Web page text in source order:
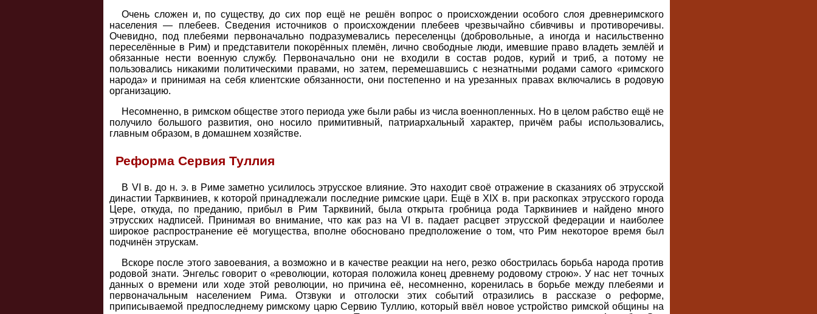
Очень сложен и, по существу, до сих пор ещё не решён вопрос о происхождении особого слоя древнеримского
населения — плебеев. Сведения источников о происхождении плебеев чрезвычайно сбивчивы и противоречивы.
Очевидно, под плебеями первоначально подразумевались переселенцы (добровольные, а иногда и насильственно
переселённые в Рим) и представители покорённых племён, лично свободные люди, имевшие право владеть землёй и
обязанные нести военную службу. Первоначально они не входили в состав родов, курий и триб, а потому не
пользовались никакими политическими правами, но затем, перемешавшись с незнатными родами самого «римского
народа» и принимая на себя клиентские обязанности, они постепенно и на урезанных правах включались в родовую
организацию.
Несомненно, в римском обществе этого периода уже были рабы из числа военнопленных. Но в целом рабство ещё не
получило большого развития, оно носило примитивный, патриархальный характер, причём рабы использовались,
главным образом, в домашнем хозяйстве.
Реформа Сервия Туллия
В VI в. до н. э. в Риме заметно усилилось этрусское влияние. Это находит своё отражение в сказаниях об этрусской
династии Тарквиниев, к которой принадлежали последние римские цари. Ещё в XIX в. при раскопках этрусского города
Цере, откуда, по преданию, прибыл в Рим Тарквиний, была открыта гробница рода Тарквиниев и найдено много
этрусских надписей. Принимая во внимание, что как раз на VI в. падает расцвет этрусской федерации и наиболее
широкое распространение её могущества, вполне обосновано предположение о том, что Рим некоторое время был
подчинён этрускам.
Вскоре после этого завоевания, а возможно и в качестве реакции на него, резко обострилась борьба народа против
родовой знати. Энгельс говорит о «революции, которая положила конец древнему родовому строю». У нас нет точных
данных о времени или ходе этой революции, но причина её, несомненно, коренилась в борьбе между плебеями и
первоначальным населением Рима. Отзвуки и отголоски этих событий отразились в рассказе о реформе,
приписываемой предпоследнему римскому царю Сервию Туллию, который ввёл новое устройство римской общины на